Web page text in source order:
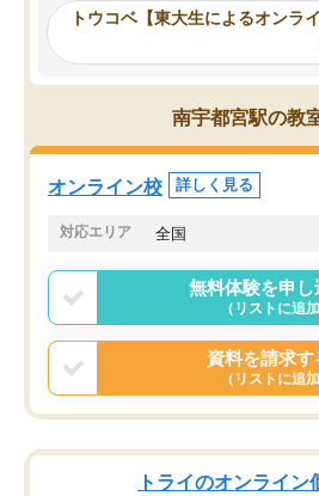
ーティングを行い、その講師で良いか
見てから講師を決定する事ができま
す。
うちの子は、初回面談の講師の方で
オンラインツールを使用した単語帳の
共有があり宿題もそちらで出される形
でした。
言う事で講師変更の申し出があり、
まりに短期での変更だった為、塾に
う事にして退会しました。遅れも取
戻せ、授業内容や講師の方は良かっ
と思います。
トウコベ【東大生によるオンラ
南宇都宮駅の教
オンライン校 詳しく見る
対応エリア 全国
無料体験を申し
（リストに追
資料を請求す
（リストに追
トライのオンライン